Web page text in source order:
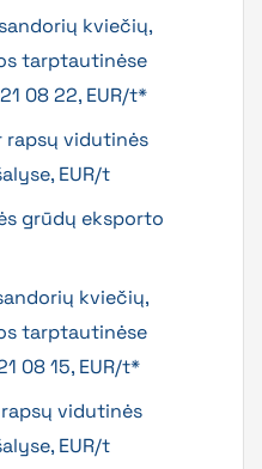
kviečių,
tarptautinėse
08 22, EUR/t*
rapsų vidutinės
EUR/t
grūdų eksporto
kviečių,
tarptautinėse
08 15, EUR/t*
vidutinės
EUR/t